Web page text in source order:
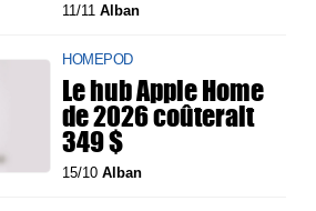
11/11Alban
HOMEPOD
Le hub Apple Home
de 2026 coûterait
349 $
15/10Alban